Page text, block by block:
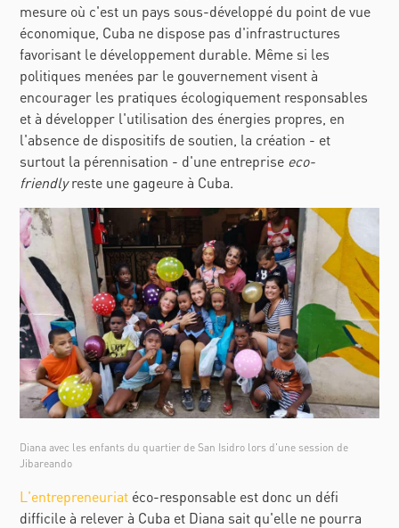
mesure où c'est un pays sous-développé du point de vue
économique, Cuba ne dispose pas d'infrastructures
favorisant le développement durable. Même si les
politiques menées par le gouvernement visent à
encourager les pratiques écologiquement responsables
et à développer l'utilisation des énergies propres, en
l'absence de dispositifs de soutien, la création - et
surtout la pérennisation - d'une entreprise eco-
friendly reste une gageure à Cuba.
Diana avec les enfants du quartier de San Isidro lors d'une session de
Jibareando
L'entrepreneuriat éco-responsable est donc un défi
difficile à relever à Cuba et Diana sait qu'elle ne pourra